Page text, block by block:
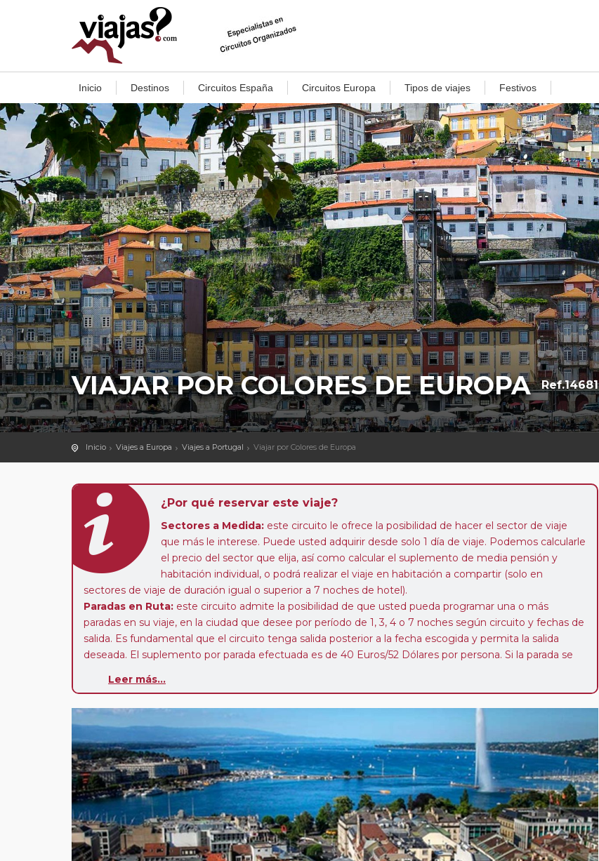
Inicio Destinos Circuitos España Circuitos Europa Tipos de viajes Festivos
VIAJAR POR COLORES DE EUROPA Ref.14681
Inicio Viajes a Europa Viajes a Portugal Viajar por Colores de Europa
¿Por qué reservar este viaje?
Sectores a Medida: este circuito le ofrece la posibilidad de hacer el sector de viaje
que más le interese. Puede usted adquirir desde solo 1 día de viaje. Podemos calcularle
el precio del sector que elija, así como calcular el suplemento de media pensión y
habitación individual, o podrá realizar el viaje en habitación a compartir (solo en
sectores de viaje de duración igual o superior a 7 noches de hotel).
Paradas en Ruta: este circuito admite la posibilidad de que usted pueda programar una o más
paradas en su viaje, en la ciudad que desee por período de 1, 3, 4 o 7 noches según circuito y fechas de
salida. Es fundamental que el circuito tenga salida posterior a la fecha escogida y permita la salida
deseada. El suplemento por parada efectuada es de 40 Euros/52 Dólares por persona. Si la parada se
Pasajero Club:este circuito, en cualquier época del año, ofrece a los pasajeros que ya hayan viajado
contarán con un descuento del 5%.
Leer más...